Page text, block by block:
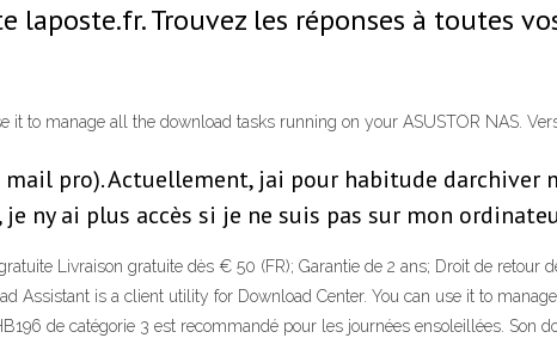
laposte.fr. Trouvez les réponses à toutes
to manage all the download tasks running on your ASUSTOR NAS.
pro). Actuellement, jai pour habitude darchiver
ny ai plus accès si je ne suis pas sur mon
Livraison gratuite dès € 50 (FR); Garantie de 2 ans; Droit de retour
Assistant is a client utility for Download Center. You can use it to
de catégorie 3 est recommandé pour les journées ensoleillées. Son